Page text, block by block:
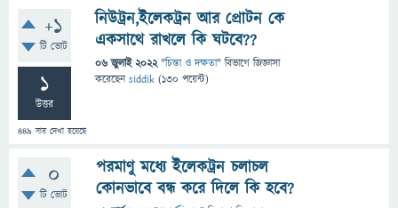
+1
টি ভোট
1
উত্তর
449 বার দেখা হয়েছে
নিউট্রন,ইলেকট্রন আর প্রোটন কে
একসাথে রাখলে কি ঘটবে??
06 জুলাই 2022 "চিন্তা ও দক্ষতা" বিভাগে জিজ্ঞাসা
করেছেনsiddik (130 পয়েন্ট)
0
টি ভোট
পরমাণু মধ্যে ইলেকট্রন চলাচল
কোনভাবে বন্ধ করে দিলে কি হবে?